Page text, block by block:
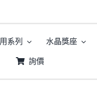
系列 水晶獎座
詢價